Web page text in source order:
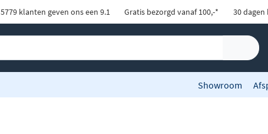
5779 klanten geven ons een 9.1 Gratis bezorgd vanaf 100,-* 30
Showroom